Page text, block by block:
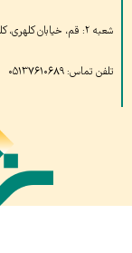
شعبه ۲: قم، خیابان کلهری، کلهری۲۳ مجتمع شهید کلهری، شتاب دهنده صدران
تلفن تماس: ۰۵۱۳۷۶۱۰۶۸۹